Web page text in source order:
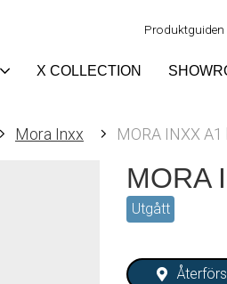
Produktguiden
X COLLECTION
Mora Inxx MORA INXX
MORA
Utgått